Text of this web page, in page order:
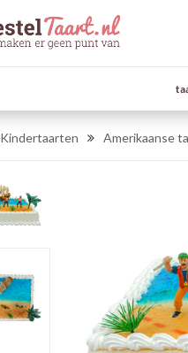
Kindertaarten Amerikaanse